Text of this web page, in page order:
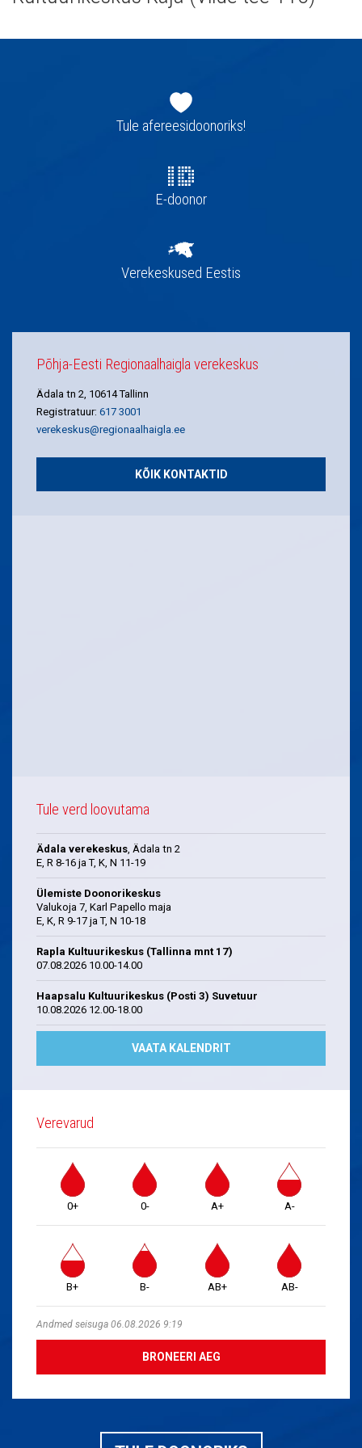
navigatsioonTule afereesidoonoriks!
E-doonor
Verekeskused Eestis
Põhja-Eesti Regionaalhaigla verekeskus
Ädala tn 2, 10614 Tallinn
Registratuur: 617 3001
verekeskus@regionaalhaigla.ee
KÕIK KONTAKTID
Tule verd loovutama
Ädala verekeskus, Ädala tn 2
E, R 8-16 ja T, K, N 11-19
Ülemiste Doonorikeskus
Valukoja 7, Karl Papello maja
E, K, R 9-17 ja T, N 10-18
Rapla Kultuurikeskus (Tallinna mnt 17)
07.08.2026 10.00-14.00
Haapsalu Kultuurikeskus (Posti 3) Suvetuur
10.08.2026 12.00-18.00
VAATA KALENDRIT
Verevarud
0+ 0- A+ A-
B+ B- AB+ AB-
Andmed seisuga 06.08.2026 9:19
BRONEERI AEG